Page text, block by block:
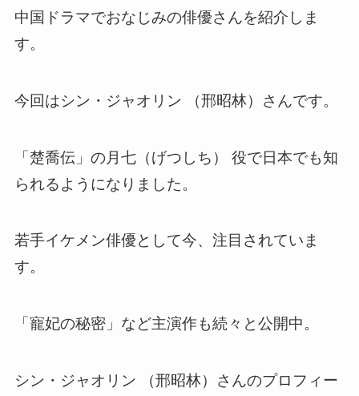
中国ドラマでおなじみの俳優さんを紹介しま
す。
今回はシン・ジャオリン （邢昭林）さんです。
「楚喬伝」の月七（げつしち） 役で日本でも知
られるようになりました。
若手イケメン俳優として今、注目されていま
す。
「寵妃の秘密」など主演作も続々と公開中。
シン・ジャオリン （邢昭林）さんのプロフィー